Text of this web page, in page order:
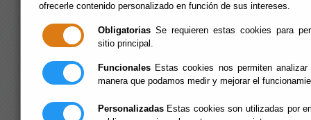
ofrecerle contenido personalizado en función de sus intereses.
ObligatoriasSe requieren estas cookies para
sitio principal.
FuncionalesEstas cookies nos permiten
manera que podamos medir y mejorar el
PersonalizadasEstas cookies son utilizadas por
Agencia de Vicar
» Agencia del SAT en Vícar